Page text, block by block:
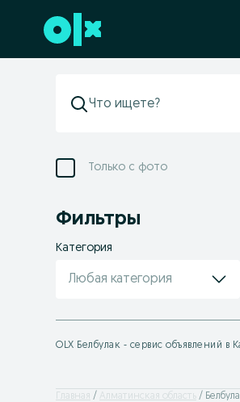
Перейти к нижнему колонтитулу
Только с фото
Фильтры
Категория
Любая категория
OLX Белбулак - сервис объявлений в
Главная Алматинская область